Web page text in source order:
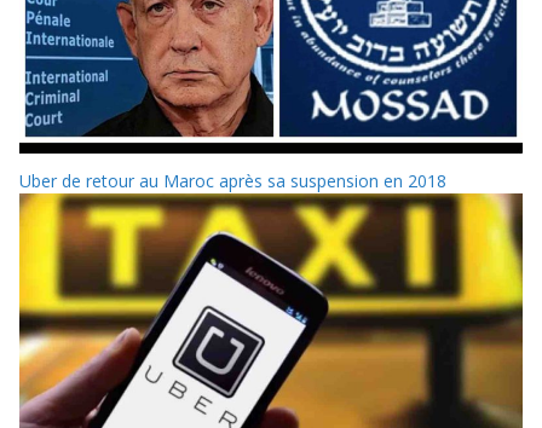
Uber de retour au Maroc après sa suspension en 2018